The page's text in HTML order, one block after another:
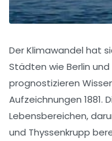
Der Klimawandel hat
Städten wie Berlin
prognostizieren
Aufzeichnungen
Lebensbereichen,
und Thyssenkrupp